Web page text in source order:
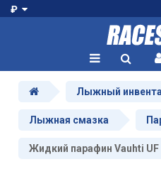
₽
Лыжный
Лыжная смазка
Жидкий парафин Vauhti UF